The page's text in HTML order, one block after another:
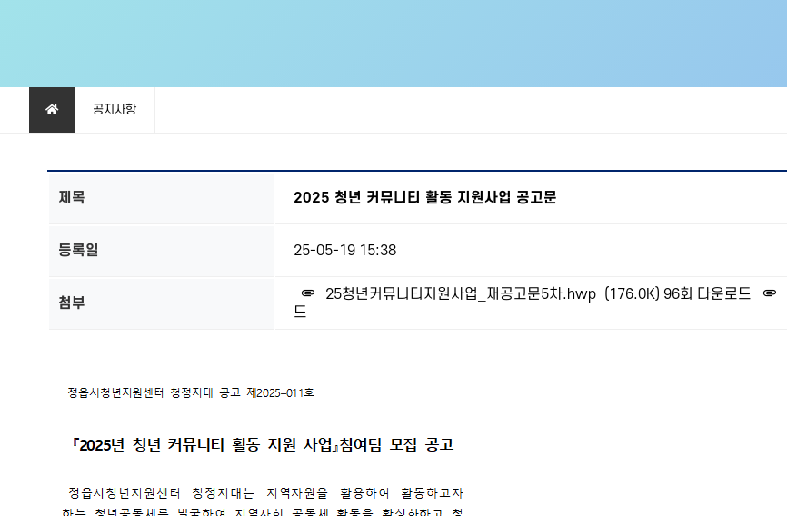
공지사항
제목 2025 청년 커뮤니티 활동 지원사업 공고문
등록일 25-05-19 15:38
첨부
25청년커뮤니티지원사업_재공고문5차.hwp (176.0K) 96회 다운로드
드